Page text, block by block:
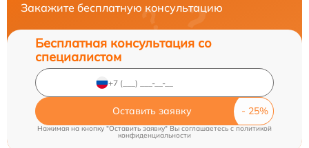
Закажите бесплатную консультацию
Бесплатная консультация со
специалистом
Оставить заявку
Нажимая на кнопку "Оставить заявку" Вы соглашаетесь cполитикой
конфиденциальности